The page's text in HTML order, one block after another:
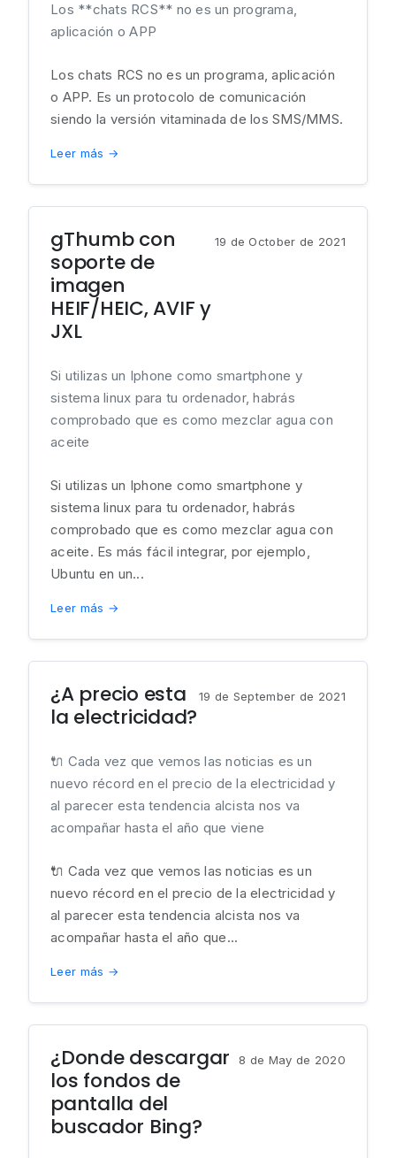
Los **chats RCS** no es un programa,
aplicación o APP
Los chats RCS no es un programa, aplicación
o APP. Es un protocolo de comunicación
siendo la versión vitaminada de los SMS/MMS.
Leer más →
gThumb con
soporte de
imagen
HEIF/HEIC, AVIF y
JXL
19 de October de 2021
Si utilizas un Iphone como smartphone y
sistema linux para tu ordenador, habrás
comprobado que es como mezclar agua con
aceite
Si utilizas un Iphone como smartphone y
sistema linux para tu ordenador, habrás
comprobado que es como mezclar agua con
aceite. Es más fácil integrar, por ejemplo,
Ubuntu en un...
Leer más →
¿A precio esta
la electricidad?
19 de September de 2021
🔌 Cada vez que vemos las noticias es un
nuevo récord en el precio de la electricidad y
al parecer esta tendencia alcista nos va
acompañar hasta el año que viene
🔌 Cada vez que vemos las noticias es un
nuevo récord en el precio de la electricidad y
al parecer esta tendencia alcista nos va
acompañar hasta el año que...
Leer más →
¿Donde descargar
los fondos de
pantalla del
buscador Bing?
8 de May de 2020